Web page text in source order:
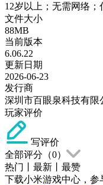
12岁以上；无需网络；
文件大小
88MB
当前版本
6.06.22
更新日期
2026-06-23
发行商
深圳市百眼泉科技有限
玩家评价
写评价
全部评分（0）
热门
最新
最赞
下载小米游戏中心，参